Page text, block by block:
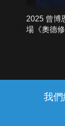
我
2025 曾博
場《奧德